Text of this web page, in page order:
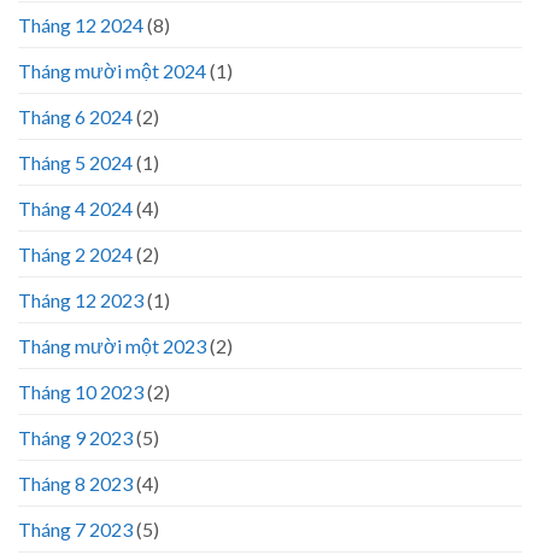
Tháng 12 2024(8)
Tháng mười một 2024(1)
Tháng 6 2024(2)
Tháng 5 2024(1)
Tháng 4 2024(4)
Tháng 2 2024(2)
Tháng 12 2023(1)
Tháng mười một 2023(2)
Tháng 10 2023(2)
Tháng 9 2023(5)
Tháng 8 2023(4)
Tháng 7 2023(5)